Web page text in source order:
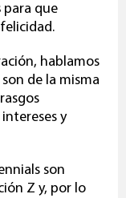
para que
hablamos
de la misma
y
son
Z y, por lo